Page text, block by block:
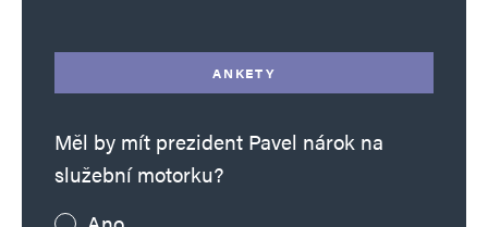
ANKETY
Měl by mít prezident Pavel nárok na
služební motorku?